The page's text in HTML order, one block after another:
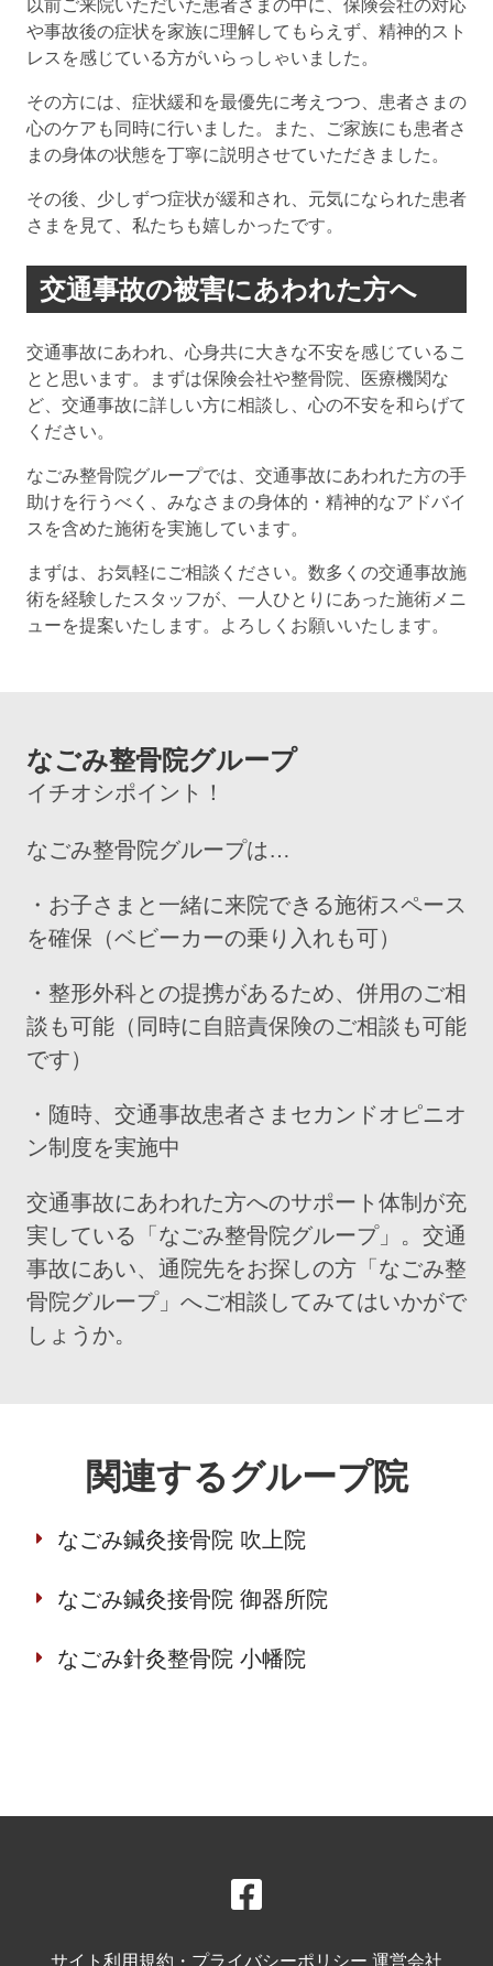
以前ご来院いただいた患者さまの中に、保険会社の対応
や事故後の症状を家族に理解してもらえず、精神的スト
レスを感じている方がいらっしゃいました。
その方には、症状緩和を最優先に考えつつ、患者さまの
心のケアも同時に行いました。また、ご家族にも患者さ
まの身体の状態を丁寧に説明させていただきました。
その後、少しずつ症状が緩和され、元気になられた患者
さまを見て、私たちも嬉しかったです。
交通事故の被害にあわれた方へ
交通事故にあわれ、心身共に大きな不安を感じているこ
とと思います。まずは保険会社や整骨院、医療機関な
ど、交通事故に詳しい方に相談し、心の不安を和らげて
ください。
なごみ整骨院グループでは、交通事故にあわれた方の手
助けを行うべく、みなさまの身体的・精神的なアドバイ
スを含めた施術を実施しています。
まずは、お気軽にご相談ください。数多くの交通事故施
術を経験したスタッフが、一人ひとりにあった施術メニ
ューを提案いたします。よろしくお願いいたします。
なごみ整骨院グループ
イチオシポイント！
なごみ整骨院グループは…
・お子さまと一緒に来院できる施術スペース
を確保（ベビーカーの乗り入れも可）
・整形外科との提携があるため、併用のご相
談も可能（同時に自賠責保険のご相談も可能
です）
・随時、交通事故患者さまセカンドオピニオ
ン制度を実施中
交通事故にあわれた方へのサポート体制が充
実している「なごみ整骨院グループ」。交通
事故にあい、通院先をお探しの方「なごみ整
骨院グループ」へご相談してみてはいかがで
しょうか。
関連するグループ院
なごみ鍼灸接骨院 吹上院
なごみ鍼灸接骨院 御器所院
なごみ針灸整骨院 小幡院
サイト利用規約・プライバシーポリシー 運営会社